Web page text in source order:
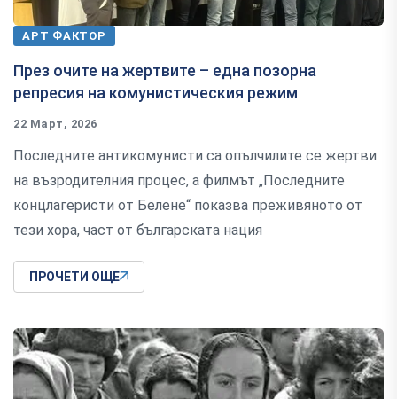
АРТ ФАКТОР
През очите на жертвите – една позорна
репресия на комунистическия режим
22 Март, 2026
Последните антикомунисти са опълчилите се жертви
на възродителния процес, а филмът „Последните
концлагеристи от Белене“ показва преживяното от
тези хора, част от българската нация
ПРОЧЕТИ ОЩЕ